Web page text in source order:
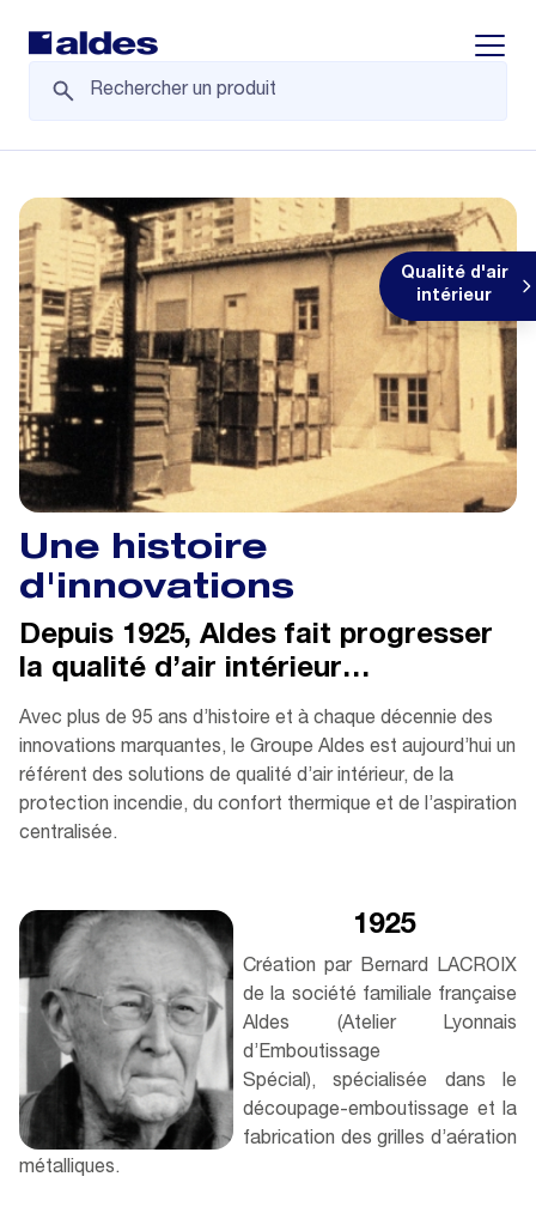
Qualité d'air
intérieur
Une histoire
d'innovations
Depuis 1925, Aldes fait progresser
la qualité d’air intérieur…
Avec plus de 95 ans d’histoire et à chaque décennie des
innovations marquantes, le Groupe Aldes est aujourd’hui un
référent des solutions de qualité d’air intérieur, de la
protection incendie, du confort thermique et de l’aspiration
centralisée.
1925
Création par Bernard LACROIX
de la société familiale française
Aldes (Atelier Lyonnais
d’Emboutissage
Spécial), spécialisée dans le
découpage-emboutissage et la
fabrication des grilles d’aération
métalliques.​